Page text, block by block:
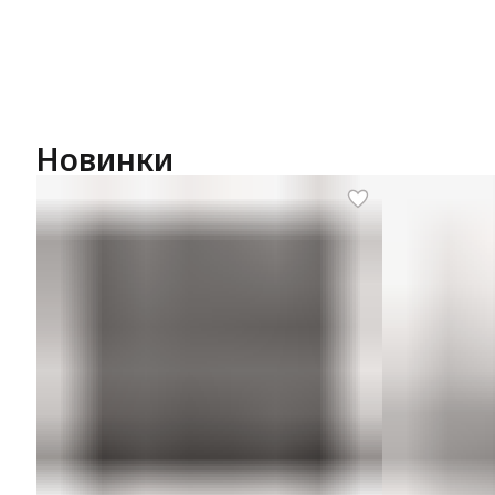
Новинки